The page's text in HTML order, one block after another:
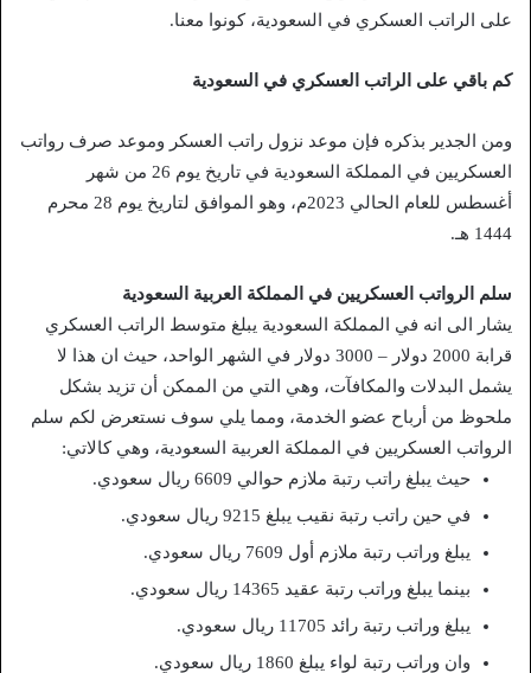
على الراتب العسكري في السعودية، كونوا معنا.
كم باقي على الراتب العسكري في السعودية
ومن الجدير بذكره فإن موعد نزول راتب العسكر وموعد صرف رواتب
العسكريين في المملكة السعودية في تاريخ يوم 26 من شهر
أغسطس للعام الحالي 2023م، وهو الموافق لتاريخ يوم 28 محرم
1444 هـ.
سلم الرواتب العسكريين في المملكة العربية السعودية
يشار الى انه في المملكة السعودية يبلغ متوسط ​​الراتب العسكري
قرابة 2000 دولار – 3000 دولار في الشهر الواحد، حيث ان هذا لا
يشمل البدلات والمكافآت، وهي التي من الممكن أن تزيد بشكل
ملحوظ من أرباح عضو الخدمة، ومما يلي سوف نستعرض لكم سلم
الرواتب العسكريين في المملكة العربية السعودية، وهي كالاتي:
حيث يبلغ راتب رتبة ملازم حوالي 6609 ريال سعودي.
في حين راتب رتبة نقيب يبلغ 9215 ريال سعودي.
يبلغ وراتب رتبة ملازم أول 7609 ريال سعودي.
بينما يبلغ وراتب رتبة عقيد 14365 ريال سعودي.
يبلغ وراتب رتبة رائد 11705 ريال سعودي.
وان وراتب رتبة لواء يبلغ 1860 ريال سعودي.